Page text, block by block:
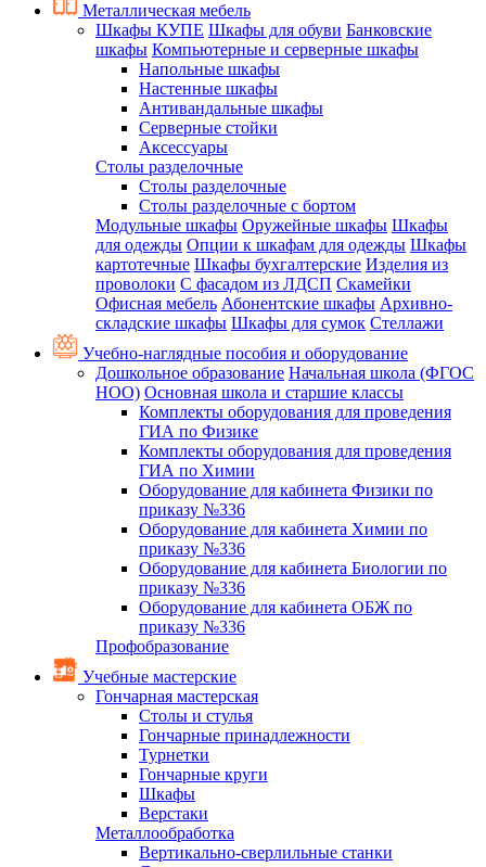
Металлическая мебель
Шкафы КУПЕ Шкафы для обуви Банковские
шкафы Компьютерные и серверные шкафы
Напольные шкафы
Настенные шкафы
Антивандальные шкафы
Серверные стойки
Аксессуары
Столы разделочные
Столы разделочные
Столы разделочные с бортом
Модульные шкафы Оружейные шкафы Шкафы
для одежды Опции к шкафам для одежды Шкафы
картотечные Шкафы бухгалтерские Изделия из
проволоки С фасадом из ЛДСП Скамейки
Офисная мебель Абонентские шкафы Архивно-
складские шкафы Шкафы для сумок Стеллажи
Учебно-наглядные пособия и оборудование
Дошкольное образование Начальная школа (ФГОС
НОО) Основная школа и старшие классы
Комплекты оборудования для проведения
ГИА по Физике
Комплекты оборудования для проведения
ГИА по Химии
Оборудование для кабинета Физики по
приказу №336
Оборудование для кабинета Химии по
приказу №336
Оборудование для кабинета Биологии по
приказу №336
Оборудование для кабинета ОБЖ по
приказу №336
Профобразование
Учебные мастерские
Гончарная мастерская
Столы и стулья
Гончарные принадлежности
Турнетки
Гончарные круги
Шкафы
Верстаки
Металлообработка
Вертикально-сверлильные станки